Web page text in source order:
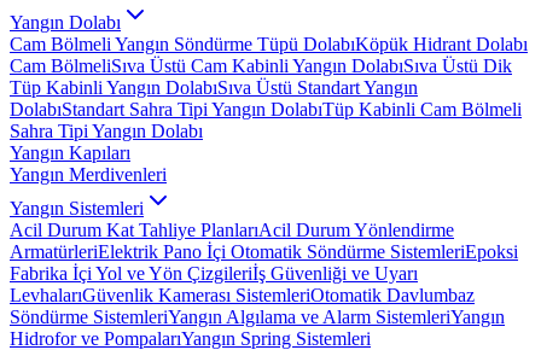
Yangın Dolabı
Cam Bölmeli Yangın Söndürme Tüpü DolabıKöpük Hidrant Dolabı
Cam BölmeliSıva Üstü Cam Kabinli Yangın DolabıSıva Üstü Dik
Tüp Kabinli Yangın DolabıSıva Üstü Standart Yangın
DolabıStandart Sahra Tipi Yangın DolabıTüp Kabinli Cam Bölmeli
Sahra Tipi Yangın Dolabı
Yangın Kapıları
Yangın Merdivenleri
Yangın Sistemleri
Acil Durum Kat Tahliye PlanlarıAcil Durum Yönlendirme
ArmatürleriElektrik Pano İçi Otomatik Söndürme SistemleriEpoksi
Fabrika İçi Yol ve Yön Çizgileriİş Güvenliği ve Uyarı
LevhalarıGüvenlik Kamerası SistemleriOtomatik Davlumbaz
Söndürme SistemleriYangın Algılama ve Alarm SistemleriYangın
Hidrofor ve PompalarıYangın Spring Sistemleri